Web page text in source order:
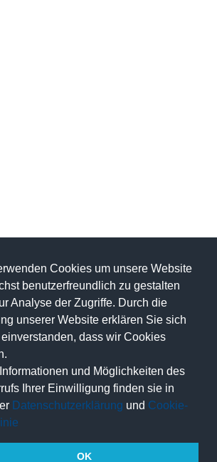
Cookies um unsere Website
benutzerfreundlich zu gestalten
Analyse der Zugriffe. Durch die
unserer Website erklären Sie sich
dass wir Cookies
und Möglichkeiten des
Ihrer Einwilligung finden sie in
Datenschutzerklärung und Cookie-
OK